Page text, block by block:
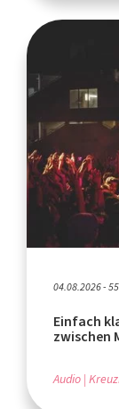
04.08.2026 -
Einfach
zwischen
Audio